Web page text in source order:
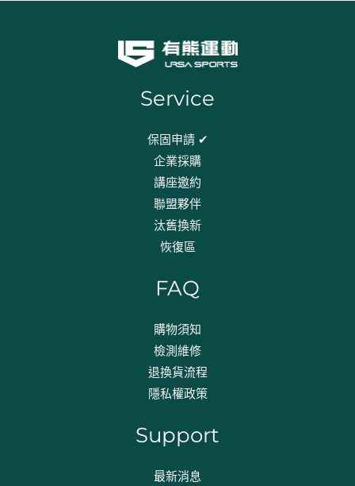
Service
保固申請 ✔
企業採購
講座邀約
聯盟夥伴
汰舊換新
恢復區
FAQ
購物須知
檢測維修
退換貨流程​
隱私權政策
Support
最新消息